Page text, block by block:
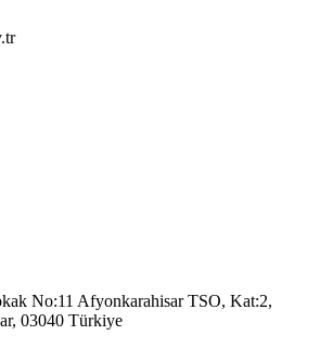
No:11 Afyonkarahisar TSO, Kat:2,
03040 Türkiye